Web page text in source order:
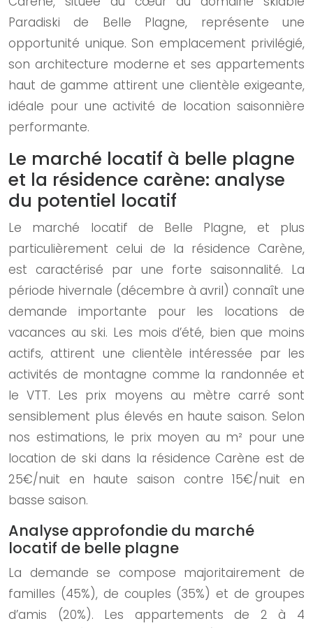
Paradiski de Belle Plagne, représente une
opportunité unique. Son emplacement privilégié,
son architecture moderne et ses appartements
haut de gamme attirent une clientèle exigeante,
idéale pour une activité de location saisonnière
performante.
Le marché locatif à belle plagne
et la résidence carène: analyse
du potentiel locatif
Le marché locatif de Belle Plagne, et plus
particulièrement celui de la résidence Carène,
est caractérisé par une forte saisonnalité. La
période hivernale (décembre à avril) connaît une
demande importante pour les locations de
vacances au ski. Les mois d’été, bien que moins
actifs, attirent une clientèle intéressée par les
activités de montagne comme la randonnée et
le VTT. Les prix moyens au mètre carré sont
sensiblement plus élevés en haute saison. Selon
nos estimations, le prix moyen au m² pour une
location de ski dans la résidence Carène est de
25€/nuit en haute saison contre 15€/nuit en
basse saison.
Analyse approfondie du marché
locatif de belle plagne
La demande se compose majoritairement de
familles (45%), de couples (35%) et de groupes
d’amis (20%). Les appartements de 2 à 4